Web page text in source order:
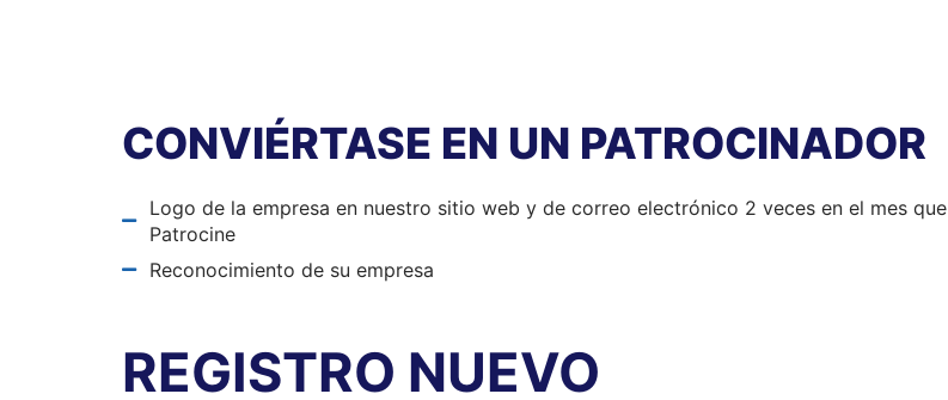
CONVIÉRTASE EN UN PATROCINADOR
Logo de la empresa en nuestro sitio web y de correo electrónico 2 veces en el mes que
Patrocine
Reconocimiento de su empresa
REGISTRO NUEVO